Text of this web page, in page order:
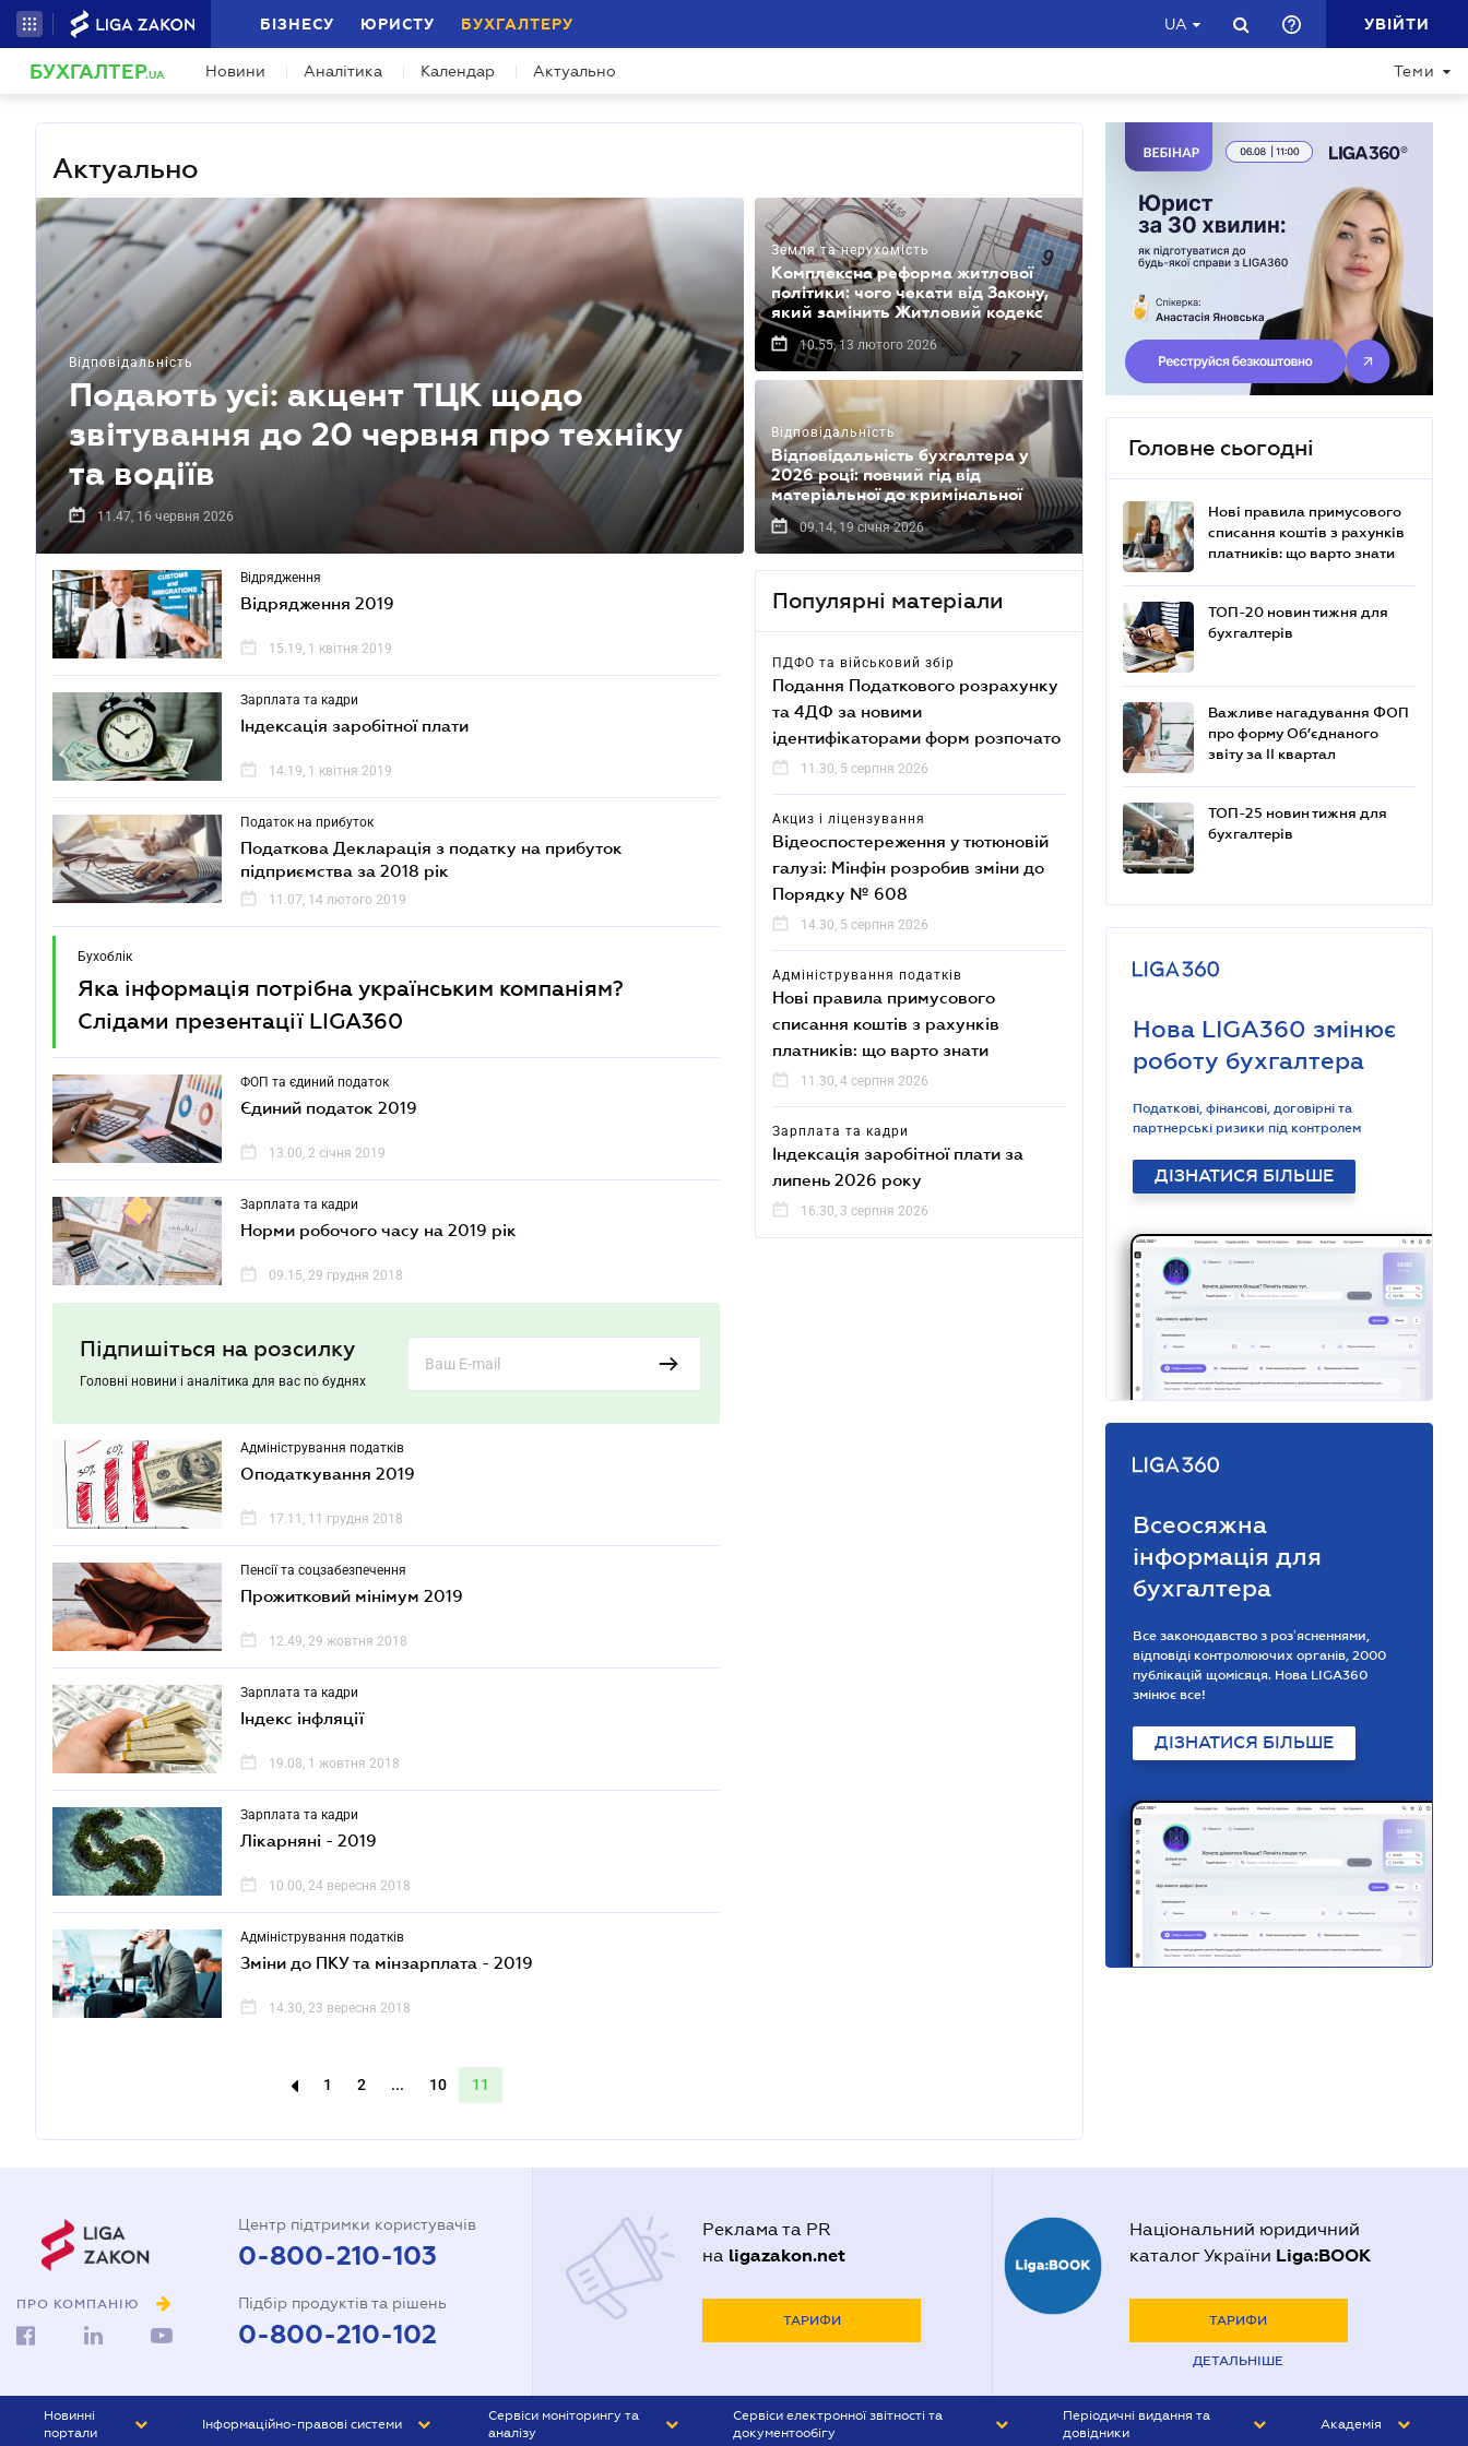
БІЗНЕСУ ЮРИСТУ БУХГАЛТЕРУ UA УВІЙТИ
БУХГАЛТЕР.UA Новини Аналітика Календар Актуально Теми
Актуально
Відповідальність
Подають усі: акцент ТЦК щодо
звітування до 20 червня про техніку
та водіїв
11.47, 16 червня 2026
Земля та нерухомість
Комплексна реформа житлової
політики: чого чекати від Закону,
який замінить Житловий кодекс
10.55, 13 лютого 2026
Відповідальність
Відповідальність бухгалтера у
2026 році: повний гід від
матеріальної до кримінальної
09.14, 19 січня 2026
Відрядження
Відрядження 2019
15.19, 1 квітня 2019
Зарплата та кадри
Індексація заробітної плати
14.19, 1 квітня 2019
Податок на прибуток
Податкова Декларація з податку на прибуток
підприємства за 2018 рік
11.07, 14 лютого 2019
Бухоблік
Яка інформація потрібна українським компаніям?
Слідами презентації LIGA360
ФОП та єдиний податок
Єдиний податок 2019
13.00, 2 січня 2019
Зарплата та кадри
Норми робочого часу на 2019 рік
09.15, 29 грудня 2018
Підпишіться на розсилку
Головні новини і аналітика для вас по буднях
Адміністрування податків
Оподаткування 2019
17.11, 11 грудня 2018
Пенсії та соцзабезпечення
Прожитковий мінімум 2019
12.49, 29 жовтня 2018
Зарплата та кадри
Індекс інфляції
19.08, 1 жовтня 2018
Зарплата та кадри
Лікарняні - 2019
10.00, 24 вересня 2018
Адміністрування податків
Зміни до ПКУ та мінзарплата - 2019
14.30, 23 вересня 2018
1 2 ... 10 11
Популярні матеріали
ПДФО та військовий збір
Подання Податкового розрахунку
та 4ДФ за новими
ідентифікаторами форм розпочато
11.30, 5 серпня 2026
Акциз і ліцензування
Відеоспостереження у тютюновій
галузі: Мінфін розробив зміни до
Порядку № 608
14.30, 5 серпня 2026
Адміністрування податків
Нові правила примусового
списання коштів з рахунків
платників: що варто знати
11.30, 4 серпня 2026
Зарплата та кадри
Індексація заробітної плати за
липень 2026 року
16.30, 3 серпня 2026
Головне сьогодні
Нові правила примусового
списання коштів з рахунків
платників: що варто знати
ТОП-20 новин тижня для
бухгалтерів
Важливе нагадування ФОП
про форму Об’єднаного
звіту за ІІ квартал
ТОП-25 новин тижня для
бухгалтерів
Нова LIGA360 змінює
роботу бухгалтера
Податкові, фінансові, договірні та
партнерські ризики під контролем
ДІЗНАТИСЯ БІЛЬШЕ
Всеосяжна
інформація для
бухгалтера
Все законодавство з розʼясненнями,
відповіді контролюючих органів, 2000
публікацій щомісяця. Нова LIGA360
змінює все!
ДІЗНАТИСЯ БІЛЬШЕ
ПРО КОМПАНІЮ
Центр підтримки користувачів
0-800-210-103
Підбір продуктів та рішень
0-800-210-102
Реклама та PR
на ligazakon.net
ТАРИФИ
Національний юридичний
каталог України Liga:BOOK
ТАРИФИ
ДЕТАЛЬНІШЕ
Новинні
портали
Інформаційно-правові системи
Сервіси моніторингу та
аналізу
Сервіси електронної звітності та
документообігу
Періодичні видання та
довідники
Академія